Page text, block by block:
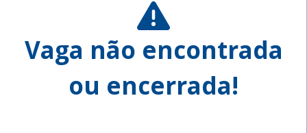
Vaga não encontrada
ou encerrada!